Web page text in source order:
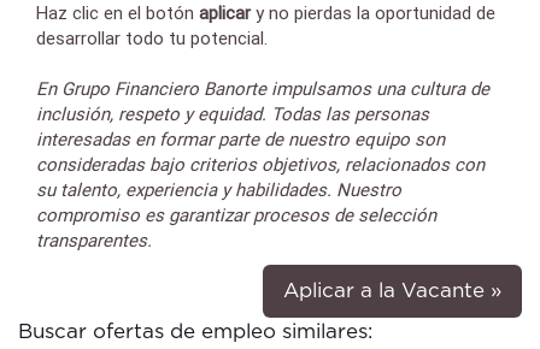
Haz clic en el botón aplicary no pierdas la oportunidad de
desarrollar todo tu potencial.
En Grupo Financiero Banorte impulsamos una cultura de
inclusión, respeto y equidad. Todas las personas
interesadas en formar parte de nuestro equipo son
consideradas bajo criterios objetivos, relacionados con
su talento, experiencia y habilidades. Nuestro
compromiso es garantizar procesos de selección
transparentes.
Aplicar a la Vacante »
Buscar ofertas de empleo similares: